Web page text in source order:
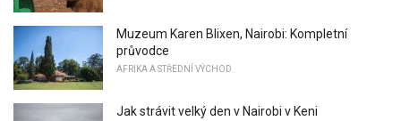
Muzeum Karen Blixen, Nairobi: Kompletní
průvodce
AFRIKA A STŘEDNÍ VÝCHOD
Jak strávit velký den v Nairobi v Keni